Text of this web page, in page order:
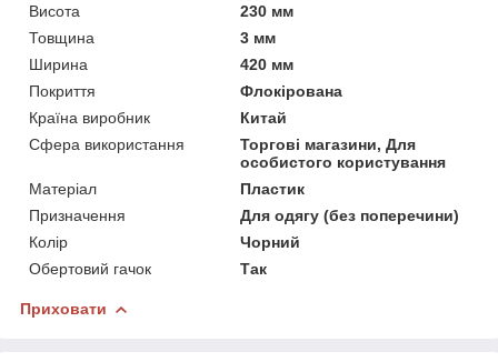
Висота
230 мм
Товщина
3 мм
Ширина
420 мм
Покриття
Флокірована
Країна виробник
Китай
Сфера використання
Торгові магазини, Для
особистого користування
Матеріал
Пластик
Призначення
Для одягу (без поперечини)
Колір
Чорний
Обертовий гачок
Так
Приховати